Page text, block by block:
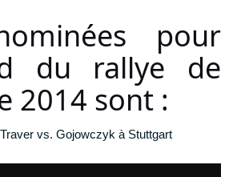
pour
du rallye de
2014 sont :
vs. Gojowczyk à Stuttgart